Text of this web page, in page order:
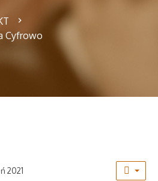
Cyfrowo
2021